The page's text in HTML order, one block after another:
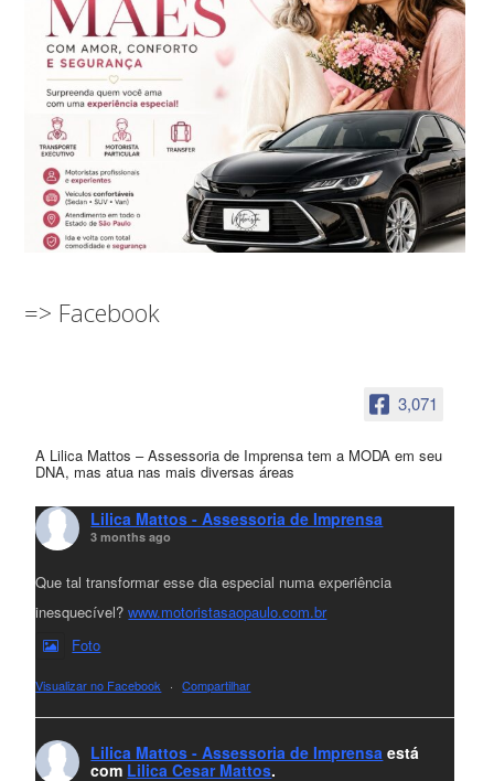
=> Facebook
3,071
A Lilica Mattos – Assessoria de Imprensa tem a MODA em seu
DNA, mas atua nas mais diversas áreas
Lilica Mattos - Assessoria de Imprensa
3 months ago
Que tal transformar esse dia especial numa experiência
inesquecível?www.motoristasaopaulo.com.br
Foto
Visualizar no Facebook · Compartilhar
Lilica Mattos - Assessoria de Imprensa está
com Lilica Cesar Mattos.